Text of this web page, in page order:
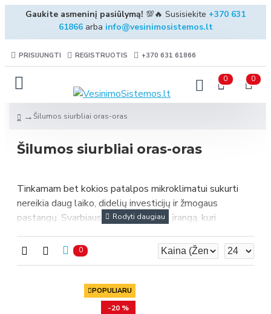
Gaukite asmeninį pasiūlymą! 💯🔥 Susisiekite +370 631
61866arba info@vesinimosistemos.lt
PRISIJUNGTI REGISTRUOTIS +370 631 61866
0 0
Šilumos siurbliai oras-oras
Šilumos siurbliai oras-oras
Tinkamam bet kokios patalpos mikroklimatui sukurti
nereikia daug laiko, didelių investicijų ir žmogaus
pastangų. Svarbiausia susirasti tokią įrangą, kuri
žmogaus gyvenimą. Vieni tokių yra šilumos siurbliai oras-
oras. Tai sistema, kuri pagerina gyvenimo sąlygas,
0
POPULIARU
-20 %